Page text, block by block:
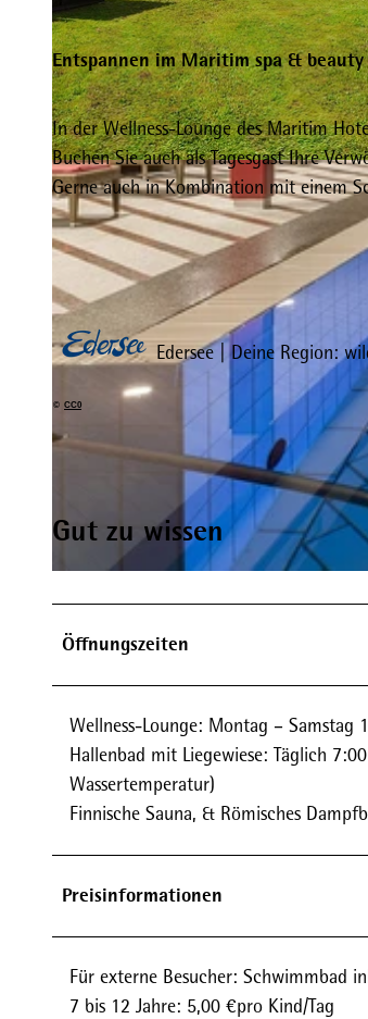
© Maritim Bad Wildungen
Entspannen im Maritim spa & beauty
In der Wellness-Lounge des Maritim
Buchen Sie auch als Tagesgast Ihre
Gerne auch in Kombination mit einem
© CC0
Edersee | Deine Region:
Gut zu wissen
Öffnungszeiten
Wellness-Lounge: Montag –
Hallenbad mit Liegewiese: Täglich
Wassertemperatur)
Finnische Sauna, & Römisches
Preisinformationen
Für externe Besucher: Schwimmbad
7 bis 12 Jahre: 5,00 €pro Kind/Tag